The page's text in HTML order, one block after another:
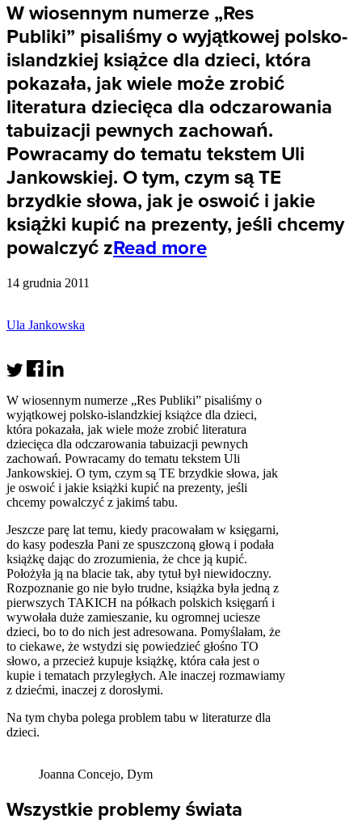
W wiosennym numerze „Res
Publiki” pisaliśmy o wyjątkowej polsko-
islandzkiej książce dla dzieci, która
pokazała, jak wiele może zrobić
literatura dziecięca dla odczarowania
tabuizacji pewnych zachowań.
Powracamy do tematu tekstem Uli
Jankowskiej. O tym, czym są TE
brzydkie słowa, jak je oswoić i jakie
książki kupić na prezenty, jeśli chcemy
powalczyć zRead more
14 grudnia 2011
Ula Jankowska
W wiosennym numerze „Res Publiki” pisaliśmy o
wyjątkowej polsko-islandzkiej książce dla dzieci,
która pokazała, jak wiele może zrobić literatura
dziecięca dla odczarowania tabuizacji pewnych
zachowań. Powracamy do tematu tekstem Uli
Jankowskiej. O tym, czym są TE brzydkie słowa, jak
je oswoić i jakie książki kupić na prezenty, jeśli
chcemy powalczyć z jakimś tabu.
Jeszcze parę lat temu, kiedy pracowałam w księgarni,
do kasy podeszła Pani ze spuszczoną głową i podała
książkę dając do zrozumienia, że chce ją kupić.
Położyła ją na blacie tak, aby tytuł był niewidoczny.
Rozpoznanie go nie było trudne, książka była jedną z
pierwszych TAKICH na półkach polskich księgarń i
wywołała duże zamieszanie, ku ogromnej uciesze
dzieci, bo to do nich jest adresowana. Pomyślałam, że
to ciekawe, że wstydzi się powiedzieć głośno TO
słowo, a przecież kupuje książkę, która cała jest o
kupie i tematach przyległych. Ale inaczej rozmawiamy
z dziećmi, inaczej z dorosłymi.
Na tym chyba polega problem tabu w literaturze dla
dzieci.
Joanna Concejo, Dym
Wszystkie problemy świata